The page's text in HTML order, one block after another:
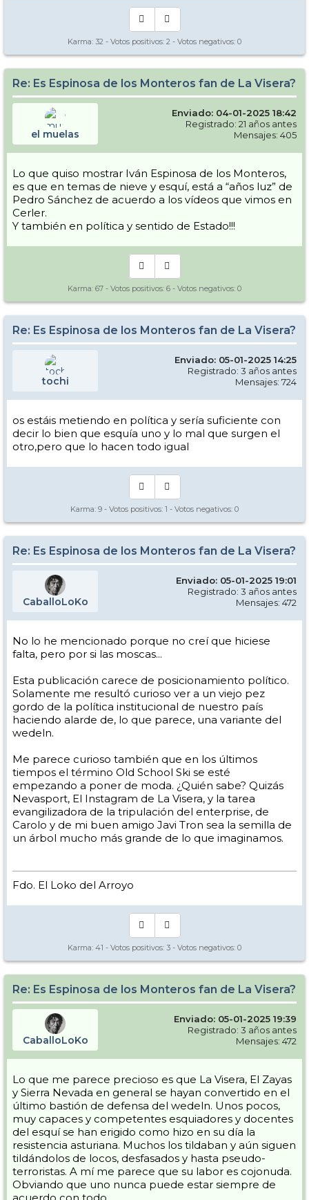
View this post on Instagram
Karma: 32 - Votos positivos: 2 - Votos negativos: 0
Re: Es Espinosa de los Monteros fan de La Visera?
el muelas
Enviado: 04-01-2025 18:42
Registrado: 21 años antes
Mensajes: 405
Lo que quiso mostrar Iván Espinosa de los Monteros,
es que en temas de nieve y esquí, está a “años luz” de
Pedro Sánchez de acuerdo a los vídeos que vimos en
Cerler.
Y también en política y sentido de Estado!!!
Karma: 67 - Votos positivos: 6 - Votos negativos: 0
Re: Es Espinosa de los Monteros fan de La Visera?
tochi
Enviado: 05-01-2025 14:25
Registrado: 3 años antes
Mensajes: 724
os estáis metiendo en política y sería suficiente con
decir lo bien que esquía uno y lo mal que surgen el
otro,pero que lo hacen todo igual
Karma: 9 - Votos positivos: 1 - Votos negativos: 0
Re: Es Espinosa de los Monteros fan de La Visera?
CaballoLoKo
Enviado: 05-01-2025 19:01
Registrado: 3 años antes
Mensajes: 472
No lo he mencionado porque no creí que hiciese
falta, pero por si las moscas...
Esta publicación carece de posicionamiento político.
Solamente me resultó curioso ver a un viejo pez
gordo de la política institucional de nuestro país
haciendo alarde de, lo que parece, una variante del
wedeln.
Me parece curioso también que en los últimos
tiempos el término Old School Ski se esté
empezando a poner de moda. ¿Quién sabe? Quizás
Nevasport, El Instagram de La Visera, y la tarea
evangilizadora de la tripulación del enterprise, de
Carolo y de mi buen amigo Javi Tron sea la semilla de
un árbol mucho más grande de lo que imaginamos.
Fdo. El Loko del Arroyo
Karma: 41 - Votos positivos: 3 - Votos negativos: 0
Re: Es Espinosa de los Monteros fan de La Visera?
CaballoLoKo
Enviado: 05-01-2025 19:39
Registrado: 3 años antes
Mensajes: 472
Lo que me parece precioso es que La Visera, El Zayas
y Sierra Nevada en general se hayan convertido en el
último bastión de defensa del wedeln. Unos pocos,
muy capaces y competentes esquiadores y docentes
del esquí se han erigido como hizo en su día la
resistencia asturiana. Muchos los tildaban y aún siguen
tildándolos de locos, desfasados y hasta pseudo-
terroristas. A mí me parece que su labor es cojonuda.
Obviando que uno nunca puede estar siempre de
acuerdo con todo...